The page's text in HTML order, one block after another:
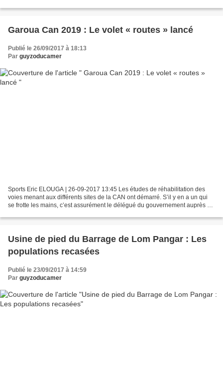
Garoua Can 2019 : Le volet « routes » lancé
Publié le 26/09/2017 à 18:13
Par guyzoducamer
Sports Eric ELOUGA | 26-09-2017 13:45 Les études de réhabilitation des
voies menant aux différents sites de la CAN ont démarré. S’il y en a un qui
se frotte les mains, c’est assurément le délégué du gouvernement auprès de
Usine de pied du Barrage de Lom Pangar : Les
populations recasées
Publié le 23/09/2017 à 14:59
Par guyzoducamer